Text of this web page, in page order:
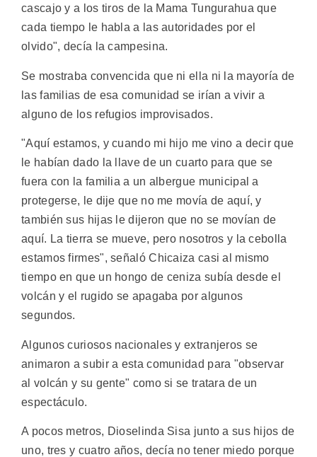
cascajo y a los tiros de la Mama Tungurahua que
cada tiempo le habla a las autoridades por el
olvido", decía la campesina.
Se mostraba convencida que ni ella ni la mayoría de
las familias de esa comunidad se irían a vivir a
alguno de los refugios improvisados.
"Aquí estamos, y cuando mi hijo me vino a decir que
le habían dado la llave de un cuarto para que se
fuera con la familia a un albergue municipal a
protegerse, le dije que no me movía de aquí, y
también sus hijas le dijeron que no se movían de
aquí. La tierra se mueve, pero nosotros y la cebolla
estamos firmes", señaló Chicaiza casi al mismo
tiempo en que un hongo de ceniza subía desde el
volcán y el rugido se apagaba por algunos
segundos.
Algunos curiosos nacionales y extranjeros se
animaron a subir a esta comunidad para "observar
al volcán y su gente" como si se tratara de un
espectáculo.
A pocos metros, Dioselinda Sisa junto a sus hijos de
uno, tres y cuatro años, decía no tener miedo porque